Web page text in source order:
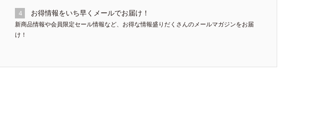
4 お得情報をいち早くメールでお届け！
新商品情報や会員限定セール情報など、お得な情報盛りだくさんのメールマガジンをお届
け！